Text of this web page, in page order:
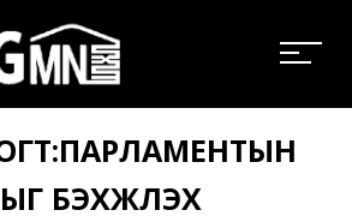
БЭХЖҮҮЛЭХ